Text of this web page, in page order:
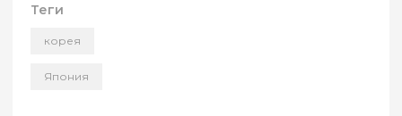
Теги
корея
Япония